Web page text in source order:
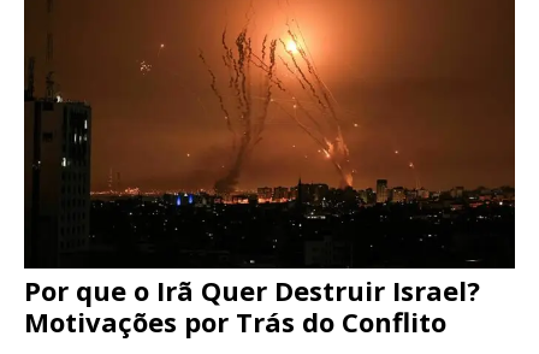
Por que o Irã Quer Destruir Israel?
Motivações por Trás do Conflito